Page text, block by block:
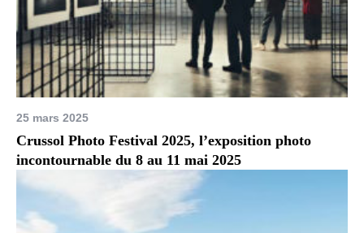
25 mars 2025
Crussol Photo Festival 2025, l’exposition photo
incontournable du 8 au 11 mai 2025